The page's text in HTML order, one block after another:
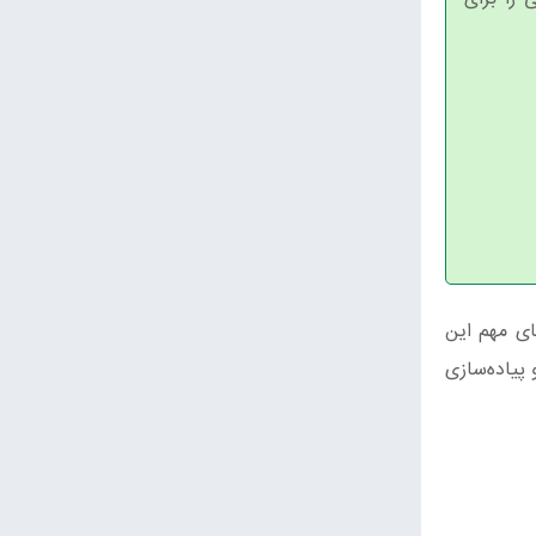
مهم این